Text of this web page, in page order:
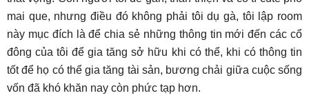
mai que, nhưng điều đó không phải tôi dụ gà, tôi lập room
này mục đích là để chia sẻ những thông tin mới đến các cổ
đông của tôi để gia tăng sở hữu khi có thể, khi có thông tin
tốt để họ có thể gia tăng tài sản, bương chải giữa cuộc sống
vốn đã khó khăn nay còn phức tạp hơn.